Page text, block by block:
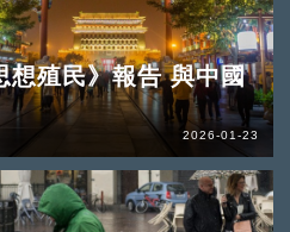
想殖民》報告 與中國
2026-01-23